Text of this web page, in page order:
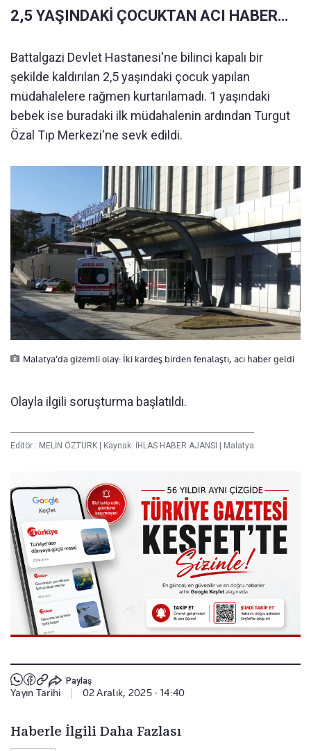
2,5 YAŞINDAKİ ÇOCUKTAN ACI HABER…
Battalgazi Devlet Hastanesi'ne bilinci kapalı bir
şekilde kaldırılan 2,5 yaşındaki çocuk yapılan
müdahalelere rağmen kurtarılamadı. 1 yaşındaki
bebek ise buradaki ilk müdahalenin ardından Turgut
Özal Tıp Merkezi'ne sevk edildi.
Malatya’da gizemli olay: İki kardeş birden fenalaştı, acı haber geldi
Olayla ilgili soruşturma başlatıldı.
Editör : MELİN ÖZTÜRK | Kaynak: İHLAS HABER AJANSI | Malatya
Paylaş
Yayın Tarihi 02 Aralık, 2025 - 14:40
Haberle İlgili Daha Fazlası